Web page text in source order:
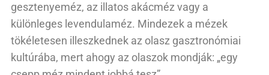
gesztenyeméz, az illatos akácméz vagy a
különleges levendulaméz. Mindezek a mézek
tökéletesen illeszkednek az olasz gasztronómiai
kultúrába, mert ahogy az olaszok mondják: „egy